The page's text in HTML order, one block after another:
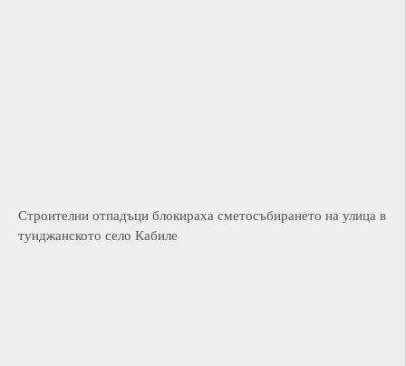
Строителни отпадъци блокираха сметосъбирането на улица в
тунджанското село Кабиле